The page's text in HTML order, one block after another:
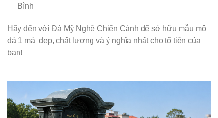
Bình
Hãy đến với Đá Mỹ Nghệ Chiến Cảnh để sở hữu mẫu mộ
đá 1 mái đẹp, chất lượng và ý nghĩa nhất cho tổ tiên của
bạn!